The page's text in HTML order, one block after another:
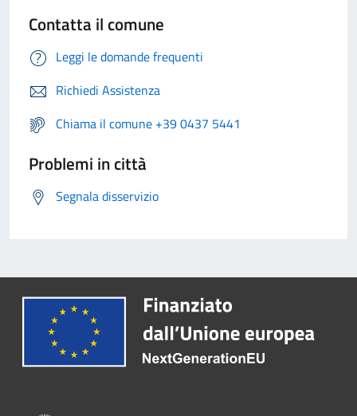
Contatta il comune
Leggi le domande frequenti
Richiedi Assistenza
Chiama il comune +39 0437 5441
Problemi in città
Segnala disservizio